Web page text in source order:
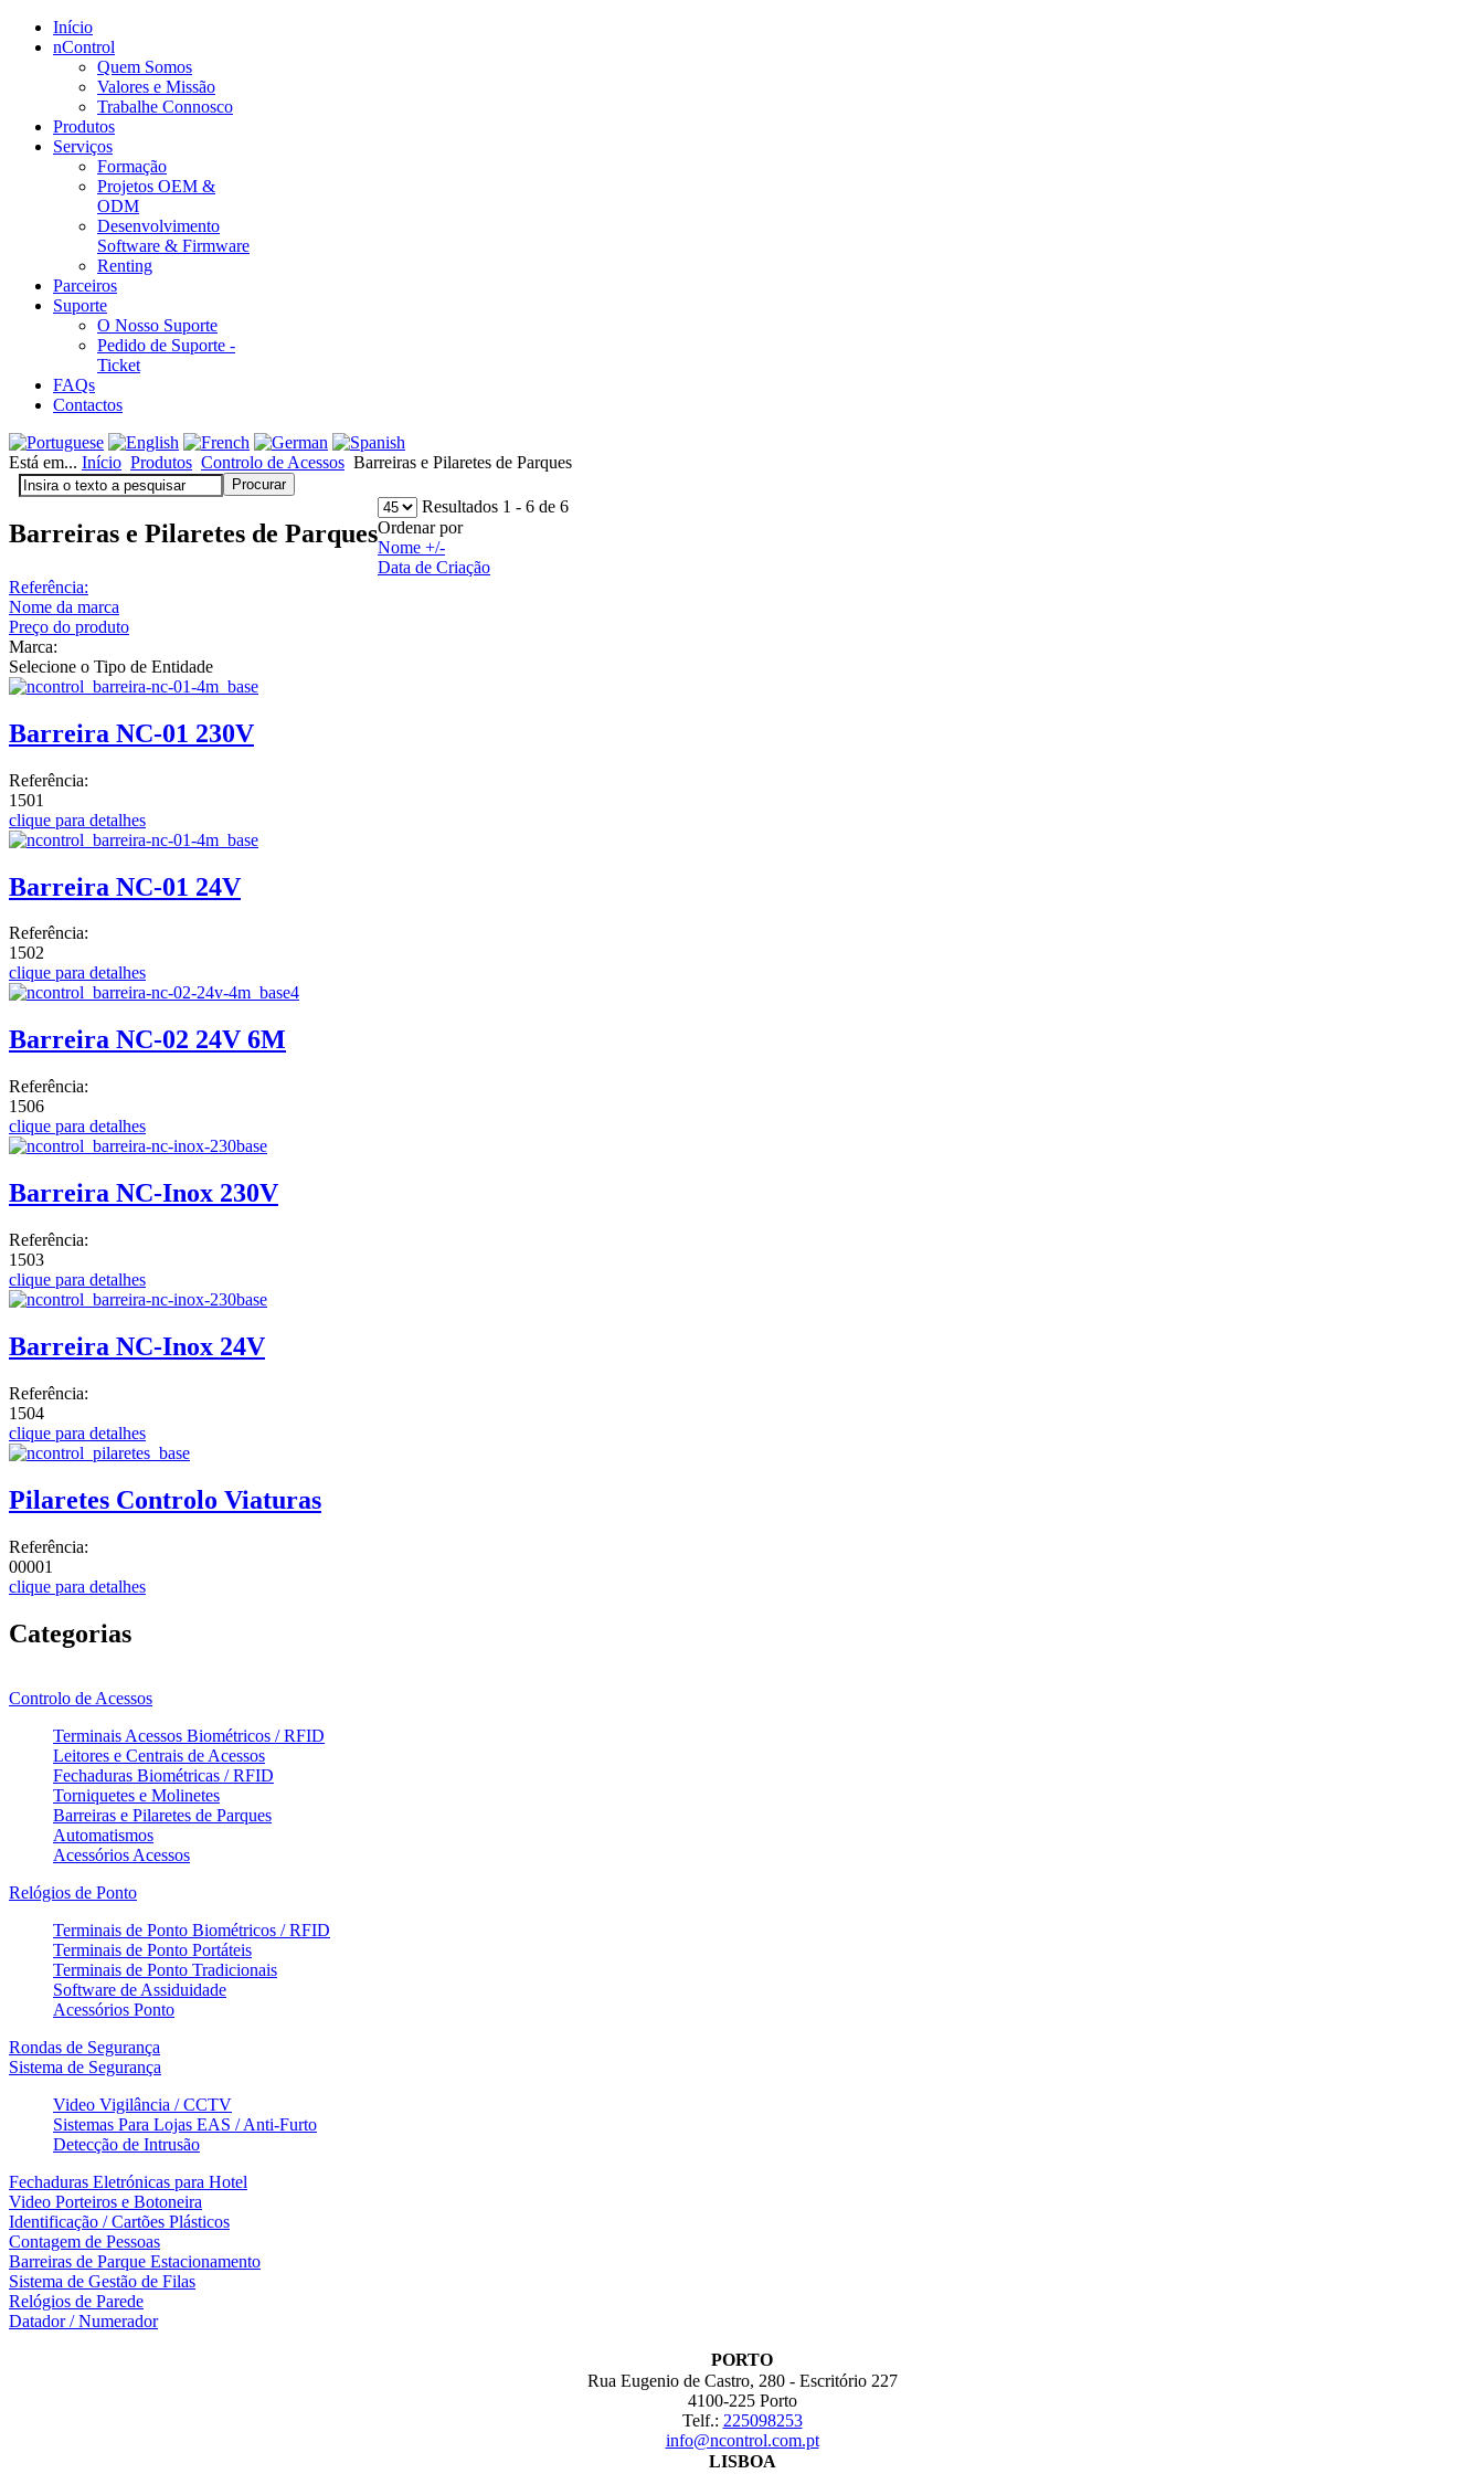
Início
nControl
Quem Somos
Valores e Missão
Trabalhe Connosco
Produtos
Serviços
Formação
Projetos OEM &
ODM
Desenvolvimento
Software & Firmware
Renting
Parceiros
Suporte
O Nosso Suporte
Pedido de Suporte -
Ticket
FAQs
Contactos
Está em... Início Produtos Controlo de Acessos Barreiras e Pilaretes de Parques
Barreiras e Pilaretes de Parques
Resultados 1 - 6 de 6
Ordenar por
Nome +/-
Data de Criação
Referência:
Nome da marca
Preço do produto
Marca:
Selecione o Tipo de Entidade
Barreira NC-01 230V
Referência:
1501
clique para detalhes
Barreira NC-01 24V
Referência:
1502
clique para detalhes
Barreira NC-02 24V 6M
Referência:
1506
clique para detalhes
Barreira NC-Inox 230V
Referência:
1503
clique para detalhes
Barreira NC-Inox 24V
Referência:
1504
clique para detalhes
Pilaretes Controlo Viaturas
Referência:
00001
clique para detalhes
Categorias
Controlo de Acessos
Terminais Acessos Biométricos / RFID
Leitores e Centrais de Acessos
Fechaduras Biométricas / RFID
Torniquetes e Molinetes
Barreiras e Pilaretes de Parques
Automatismos
Acessórios Acessos
Relógios de Ponto
Terminais de Ponto Biométricos / RFID
Terminais de Ponto Portáteis
Terminais de Ponto Tradicionais
Software de Assiduidade
Acessórios Ponto
Rondas de Segurança
Sistema de Segurança
Video Vigilância / CCTV
Sistemas Para Lojas EAS / Anti-Furto
Detecção de Intrusão
Fechaduras Eletrónicas para Hotel
Video Porteiros e Botoneira
Identificação / Cartões Plásticos
Contagem de Pessoas
Barreiras de Parque Estacionamento
Sistema de Gestão de Filas
Relógios de Parede
Datador / Numerador
PORTO
Rua Eugenio de Castro, 280 - Escritório 227
4100-225 Porto
Telf.: 225098253
info@ncontrol.com.pt
LISBOA